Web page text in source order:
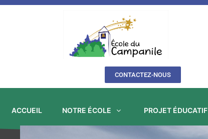
Aller
CONTACTEZ-NOUS
ACCUEIL NOTRE ÉCOLE PROJET ÉDUCATIF